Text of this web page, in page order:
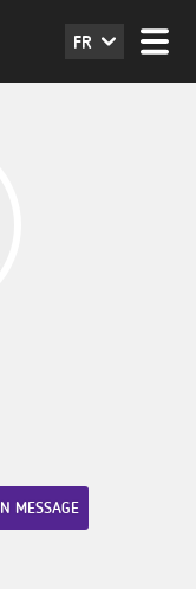
FR
MESSAGE